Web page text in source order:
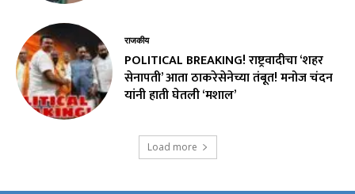
राजकीय
POLITICAL BREAKING! राष्ट्रवादीचा ‘शहर
सेनापती’ आता ठाकरेसेनेच्या तंबूत! मनोज चंदन
यांनी हाती घेतली ‘मशाल’
Load more